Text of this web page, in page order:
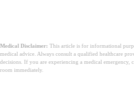
Medical Disclaimer: This article is for informational
medical advice. Always consult a qualified healthcare
decisions. If you are experiencing a medical emergency,
room immediately.